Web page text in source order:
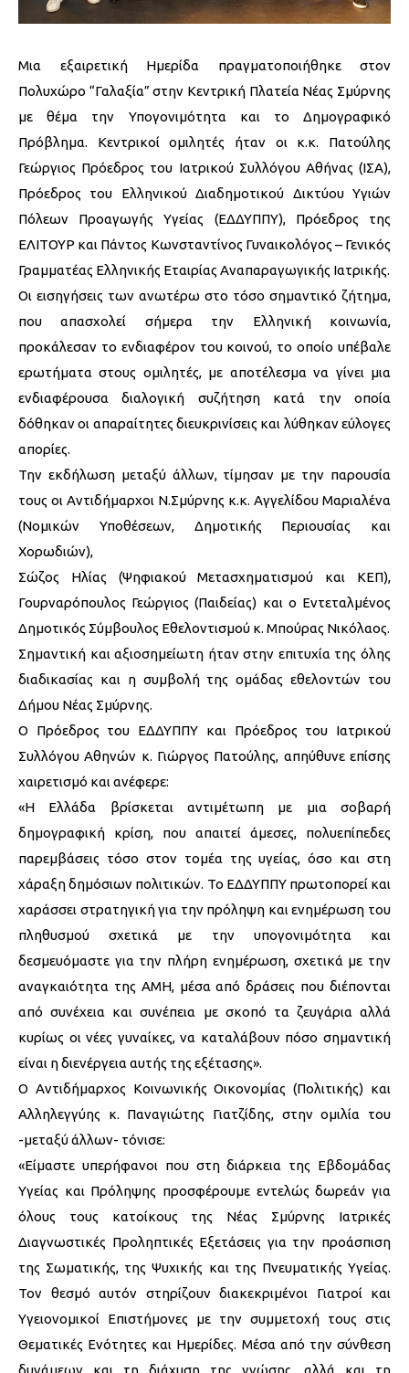
Μια εξαιρετική Ημερίδα πραγματοποιήθηκε στον
Πολυχώρο “Γαλαξία” στην Κεντρική Πλατεία Νέας Σμύρνης
με θέμα την Υπογονιμότητα και το Δημογραφικό
Πρόβλημα. Κεντρικοί ομιλητές ήταν οι κ.κ. Πατούλης
Γεώργιος Πρόεδρος του Ιατρικού Συλλόγου Αθήνας (ΙΣΑ),
Πρόεδρος του Ελληνικού Διαδημοτικού Δικτύου Υγιών
Πόλεων Προαγωγής Υγείας (ΕΔΔΥΠΠΥ), Πρόεδρος της
ΕΛΙΤΟΥΡ και Πάντος Κωνσταντίνος Γυναικολόγος – Γενικός
Γραμματέας Ελληνικής Εταιρίας Αναπαραγωγικής Ιατρικής.
Οι εισηγήσεις των ανωτέρω στο τόσο σημαντικό ζήτημα,
που απασχολεί σήμερα την Ελληνική κοινωνία,
προκάλεσαν το ενδιαφέρον του κοινού, το οποίο υπέβαλε
ερωτήματα στους ομιλητές, με αποτέλεσμα να γίνει μια
ενδιαφέρουσα διαλογική συζήτηση κατά την οποία
δόθηκαν οι απαραίτητες διευκρινίσεις και λύθηκαν εύλογες
απορίες.
Την εκδήλωση μεταξύ άλλων, τίμησαν με την παρουσία
τους οι Αντιδήμαρχοι Ν.Σμύρνης κ.κ. Αγγελίδου Μαριαλένα
(Νομικών Υποθέσεων, Δημοτικής Περιουσίας και
Χορωδιών),
Σώζος Ηλίας (Ψηφιακού Μετασχηματισμού και ΚΕΠ),
Γουρναρόπουλος Γεώργιος (Παιδείας) και ο Εντεταλμένος
Δημοτικός Σύμβουλος Εθελοντισμού κ. Μπούρας Νικόλαος.
Σημαντική και αξιοσημείωτη ήταν στην επιτυχία της όλης
διαδικασίας και η συμβολή της ομάδας εθελοντών του
Δήμου Νέας Σμύρνης.
Ο Πρόεδρος του ΕΔΔΥΠΠΥ και Πρόεδρος του Ιατρικού
Συλλόγου Αθηνών κ. Γιώργος Πατούλης, απηύθυνε επίσης
χαιρετισμό και ανέφερε:
«Η Ελλάδα βρίσκεται αντιμέτωπη με μια σοβαρή
δημογραφική κρίση, που απαιτεί άμεσες, πολυεπίπεδες
παρεμβάσεις τόσο στον τομέα της υγείας, όσο και στη
χάραξη δημόσιων πολιτικών. Το ΕΔΔΥΠΠΥ πρωτοπορεί και
χαράσσει στρατηγική για την πρόληψη και ενημέρωση του
πληθυσμού σχετικά με την υπογονιμότητα και
δεσμευόμαστε για την πλήρη ενημέρωση, σχετικά με την
αναγκαιότητα της ΑΜΗ, μέσα από δράσεις που διέπονται
από συνέχεια και συνέπεια με σκοπό τα ζευγάρια αλλά
κυρίως οι νέες γυναίκες, να καταλάβουν πόσο σημαντική
είναι η διενέργεια αυτής της εξέτασης».
Ο Αντιδήμαρχος Κοινωνικής Οικονομίας (Πολιτικής) και
Αλληλεγγύης κ. Παναγιώτης Γιατζίδης, στην ομιλία του
-μεταξύ άλλων- τόνισε:
«Είμαστε υπερήφανοι που στη διάρκεια της Εβδομάδας
Υγείας και Πρόληψης προσφέρουμε εντελώς δωρεάν για
όλους τους κατοίκους της Νέας Σμύρνης Ιατρικές
Διαγνωστικές Προληπτικές Εξετάσεις για την προάσπιση
της Σωματικής, της Ψυχικής και της Πνευματικής Υγείας.
Τον θεσμό αυτόν στηρίζουν διακεκριμένοι Γιατροί και
Υγειονομικοί Επιστήμονες με την συμμετοχή τους στις
Θεματικές Ενότητες και Ημερίδες. Μέσα από την σύνθεση
δυνάμεων και τη διάχυση της γνώσης, αλλά και τη